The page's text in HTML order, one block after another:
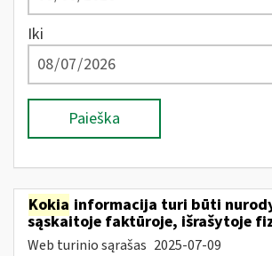
Iki
Paieška
Kokia informacija turi būti
sąskaitoje faktūroje, išrašytoje
Web turinio sąrašas 2025-07-09